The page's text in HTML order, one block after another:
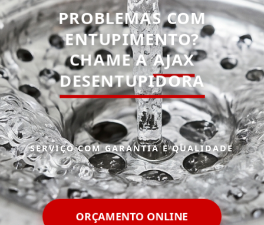
PROBLEMAS COM
ENTUPIMENTO?
CHAME AAJAX
DESENTUPIDORA
SERVIÇO COM GARANTIA E QUALIDADE
ORÇAMENTO ONLINE